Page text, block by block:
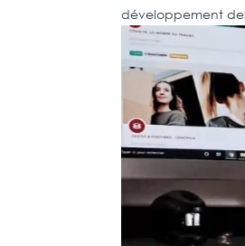
développement